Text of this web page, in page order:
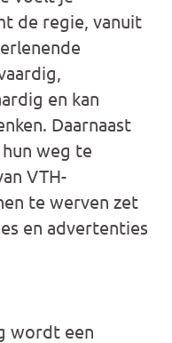
de regie, vanuit
en kan
Daarnaast
hun weg te
VTH-
te werven zet
en advertenties
wordt een